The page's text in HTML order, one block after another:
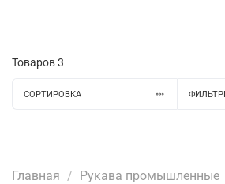
Товаров3
СОРТИРОВКА
Главная Рукава промышленные